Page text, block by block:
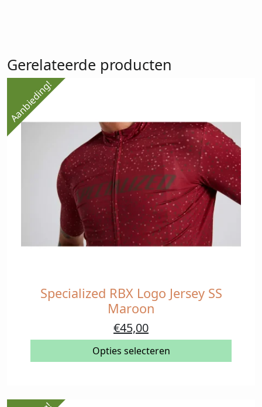
Gerelateerde producten
Aanbieding!
Specialized RBX Logo Jersey SS
Maroon
Oorspronkelijke
prijs
was:
€45,00Huidige
prijs
is:
Opties selecteren
Dit
Deze